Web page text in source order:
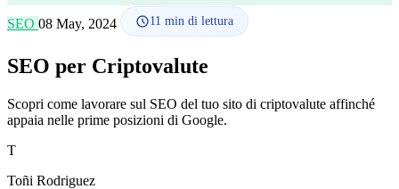
SEO 08 May, 2024 11 min di lettura
SEO per Criptovalute
Scopri come lavorare sul SEO del tuo sito di criptovalute affinché
appaia nelle prime posizioni di Google.
T
Toñi Rodriguez